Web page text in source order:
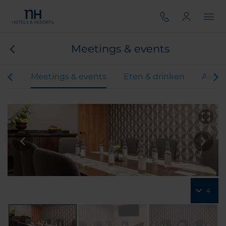
Meetings & events
Meetings & events Eten & drinken
4